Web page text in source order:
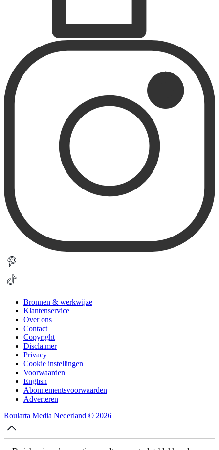
Bronnen & werkwijze
Klantenservice
Over ons
Contact
Copyright
Disclaimer
Privacy
Cookie instellingen
Voorwaarden
English
Abonnementsvoorwaarden
Adverteren
Roularta Media Nederland © 2026